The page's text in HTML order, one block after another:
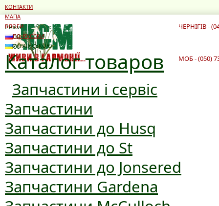
Режим роботи:
10:00 - 19:00
10:00 - 16:00
ЧЕРНІГІВ -
Каталог товаров
Запчастини і сервіс
Запчастини
Запчастини до Husq
Запчастини до St
Запчастини до Jonsered
Запчастини Gardena
МОБ - (050)
КОНТАКТИ
МАПА
БЛОГИ
ПО-РУССКИ
УКРАЇНСЬКОЮ